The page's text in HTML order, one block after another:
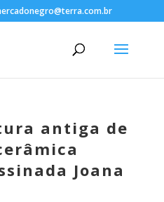
antiga de
Joana